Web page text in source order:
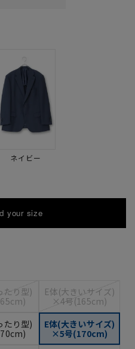
ネイビー
your size
たり型)
E体(大きいサイズ)
×4号(165cm)
たり型)
E体(大きいサイズ)
×5号(170cm)